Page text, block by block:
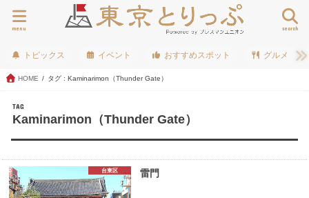
search
menu
トピックス イベント おすすめスポット グルメ
HOME タグ : Kaminarimon（Thunder Gate）
TAG
Kaminarimon（Thunder Gate）
台東区 雷門